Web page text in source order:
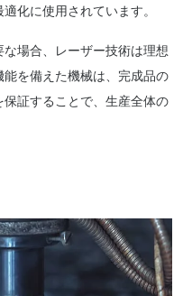
化に使用されています。
場合、レーザー技術は理想
を備えた機械は、完成品の
証することで、生産全体の